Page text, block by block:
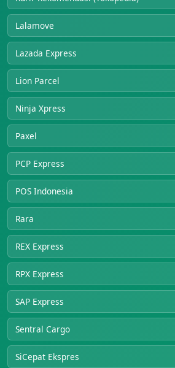
Lalamove
Lazada Express
Lion Parcel
Ninja Xpress
Paxel
PCP Express
POS Indonesia
Rara
REX Express
RPX Express
SAP Express
Sentral Cargo
SiCepat Ekspres